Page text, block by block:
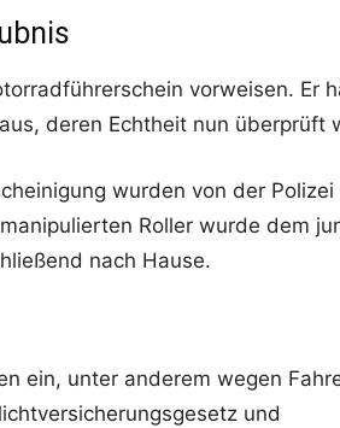
vorweisen. Er
deren Echtheit nun überprüft
wurden von der Polizei
Roller wurde dem
nach Hause.
ein, unter anderem wegen
und